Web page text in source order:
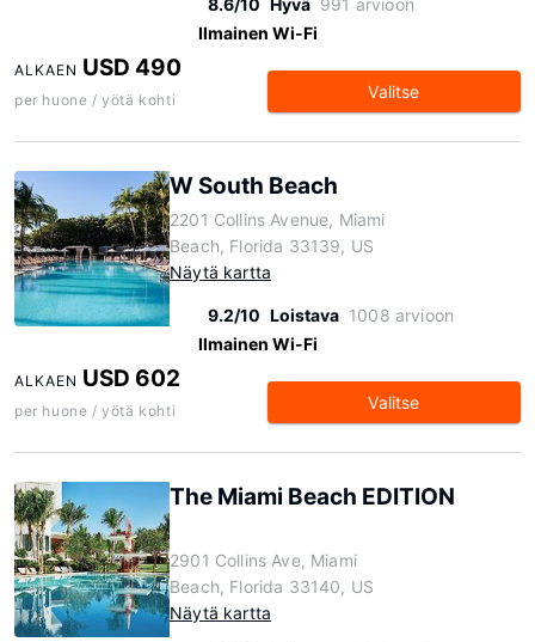
8.6/10 Hyvä 991 arvioon
Ilmainen Wi-Fi
ALKAEN USD 490
per huone / yötä kohti Valitse
W South Beach
2201 Collins Avenue, Miami
Beach, Florida 33139, US
Näytä kartta
9.2/10 Loistava 1008 arvioon
Ilmainen Wi-Fi
ALKAEN USD 602
per huone / yötä kohti Valitse
The Miami Beach EDITION
2901 Collins Ave, Miami
Beach, Florida 33140, US
Näytä kartta